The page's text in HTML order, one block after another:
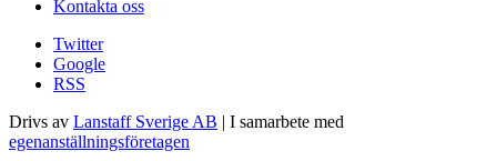
Kontakta oss
Twitter
Google
RSS
Drivs av Lanstaff Sverige AB | I samarbete med
egenanställningsföretagen